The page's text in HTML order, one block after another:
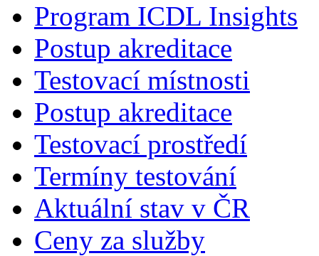
Program ICDL Insights
Postup akreditace
Testovací místnosti
Postup akreditace
Testovací prostředí
Termíny testování
Aktuální stav v ČR
Ceny za služby